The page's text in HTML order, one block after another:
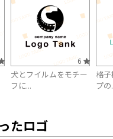
6
犬とフイルムをモチー
フに...
格
プの
たロゴ